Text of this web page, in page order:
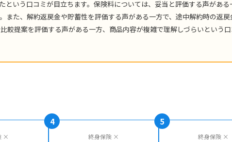
いう口コミが目立ちます。保険料については、妥当と評価する声がある
た、解約返戻金や貯蓄性を評価する声がある一方で、途中解約時の返
提案を評価する声がある一方、商品内容が複雑で理解しづらいという
×
4
終身保険 ×
5
終身保険 ×